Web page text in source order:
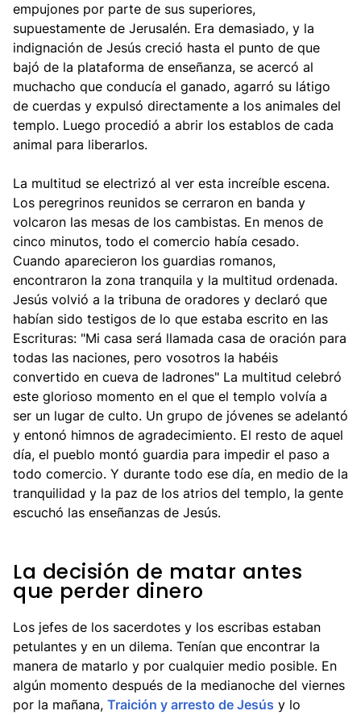
empujones por parte de sus superiores,
supuestamente de Jerusalén. Era demasiado, y la
indignación de Jesús creció hasta el punto de que
bajó de la plataforma de enseñanza, se acercó al
muchacho que conducía el ganado, agarró su látigo
de cuerdas y expulsó directamente a los animales del
templo. Luego procedió a abrir los establos de cada
animal para liberarlos.
La multitud se electrizó al ver esta increíble escena.
Los peregrinos reunidos se cerraron en banda y
volcaron las mesas de los cambistas. En menos de
cinco minutos, todo el comercio había cesado.
Cuando aparecieron los guardias romanos,
encontraron la zona tranquila y la multitud ordenada.
Jesús volvió a la tribuna de oradores y declaró que
habían sido testigos de lo que estaba escrito en las
Escrituras: "Mi casa será llamada casa de oración para
todas las naciones, pero vosotros la habéis
convertido en cueva de ladrones" La multitud celebró
este glorioso momento en el que el templo volvía a
ser un lugar de culto. Un grupo de jóvenes se adelantó
y entonó himnos de agradecimiento. El resto de aquel
día, el pueblo montó guardia para impedir el paso a
todo comercio. Y durante todo ese día, en medio de la
tranquilidad y la paz de los atrios del templo, la gente
escuchó las enseñanzas de Jesús.
La decisión de matar antes
que perder dinero
Los jefes de los sacerdotes y los escribas estaban
petulantes y en un dilema. Tenían que encontrar la
manera de matarlo y por cualquier medio posible. En
algún momento después de la medianoche del viernes
por la mañana, Traición y arresto de Jesús y lo